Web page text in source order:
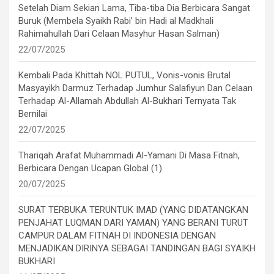
Setelah Diam Sekian Lama, Tiba-tiba Dia Berbicara Sangat
Buruk (Membela Syaikh Rabi’ bin Hadi al Madkhali
Rahimahullah Dari Celaan Masyhur Hasan Salman)
22/07/2025
Kembali Pada Khittah NOL PUTUL, Vonis-vonis Brutal
Masyayikh Darmuz Terhadap Jumhur Salafiyun Dan Celaan
Terhadap Al-Allamah Abdullah Al-Bukhari Ternyata Tak
Bernilai
22/07/2025
Thariqah Arafat Muhammadi Al-Yamani Di Masa Fitnah,
Berbicara Dengan Ucapan Global (1)
20/07/2025
SURAT TERBUKA TERUNTUK IMAD (YANG DIDATANGKAN
PENJAHAT LUQMAN DARI YAMAN) YANG BERANI TURUT
CAMPUR DALAM FITNAH DI INDONESIA DENGAN
MENJADIKAN DIRINYA SEBAGAI TANDINGAN BAGI SYAIKH
BUKHARI